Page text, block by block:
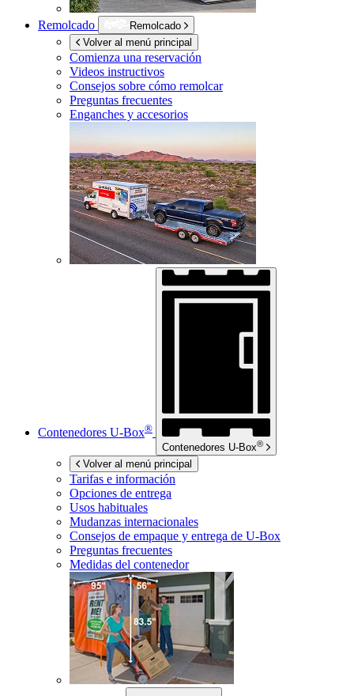
Remolcado
Remolcado
Volver al menú principal
Comienza una reservación
Videos instructivos
Consejos sobre cómo remolcar
Preguntas frecuentes
Enganches y accesorios
Contenedores U-Box®
Contenedores U-Box®
Volver al menú principal
Tarifas e información
Opciones de entrega
Usos habituales
Mudanzas internacionales
Consejos de empaque y entrega de U-Box
Preguntas frecuentes
Medidas del contenedor